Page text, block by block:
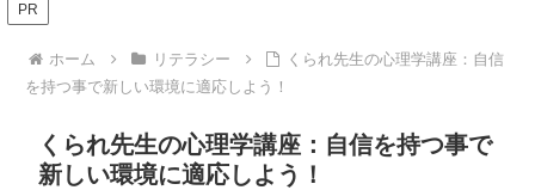
PR
ホーム リテラシー
くられ先生の心理学講座：自信
を持つ事で新しい環境に適応しよう！
くられ先生の心理学講座：自信を持つ事で
新しい環境に適応しよう！